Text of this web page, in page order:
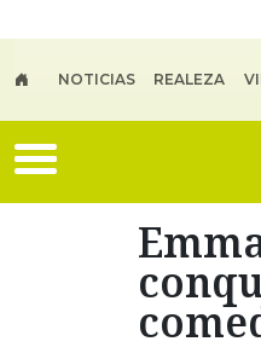
NOTICIAS REALEZA